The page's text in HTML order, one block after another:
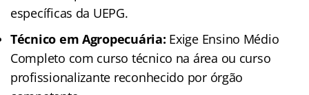
específicas da UEPG.
Técnico em Agropecuária: Exige Ensino Médio
Completo com curso técnico na área ou curso
profissionalizante reconhecido por órgão